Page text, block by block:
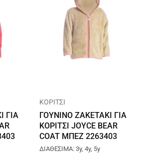
ΓΙΑ
ΚΟΡΙΤΣΙ
ΓΟΥΝΙΝΟ ΖΑΚΕΤΑΚΙ ΓΙΑ
ΚΟΡΙΤΣΙ JOYCE BEAR
COAT ΜΠΕΖ 2263403
ΔΙΑΘΕΣΙΜΑ: 3y, 4y, 5y